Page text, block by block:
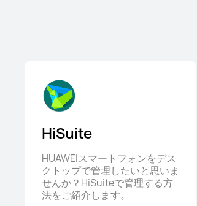
HiSuite
HUAWEIスマートフォンをデス
クトップで管理したいと思いま
せんか？HiSuiteで管理する方
法をご紹介します。